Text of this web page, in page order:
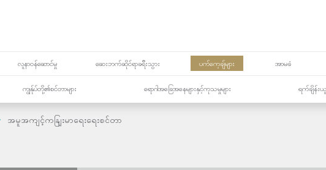
လူနာဝန်ဆောင်မှု ဆေးဘက်ဆိုင်ရာခရီးသွား ပက်ကေ့ချ်များ အာမခံ
ကျွန်ုပ်တို့၏စင်တာများ ရောဂါအခြေအနေများနှင့်ကုသမှုများ ရက်ချိန်း
အမူအကျင့်ကနျြးမာရေးရေးစင်တာ